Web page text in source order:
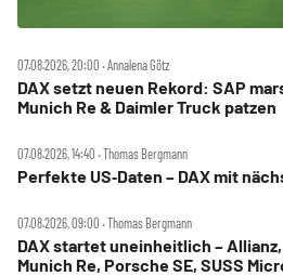
07.08.2026, 20:00 ‧ Annalena Götz
DAX setzt neuen Rekord: SAP
Munich Re & Daimler Truck patzen
07.08.2026, 14:40 ‧ Thomas Bergmann
Perfekte US‑Daten – DAX mit
07.08.2026, 09:00 ‧ Thomas Bergmann
DAX startet uneinheitlich –
Munich Re, Porsche SE, SUSS